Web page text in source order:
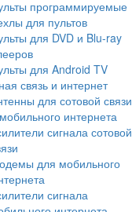
программируемые
для пультов
для DVD и Blu-ray
для Android TV
связь и интернет
для сотовой связи
интернета
сигнала сотовой
для мобильного
сигнала